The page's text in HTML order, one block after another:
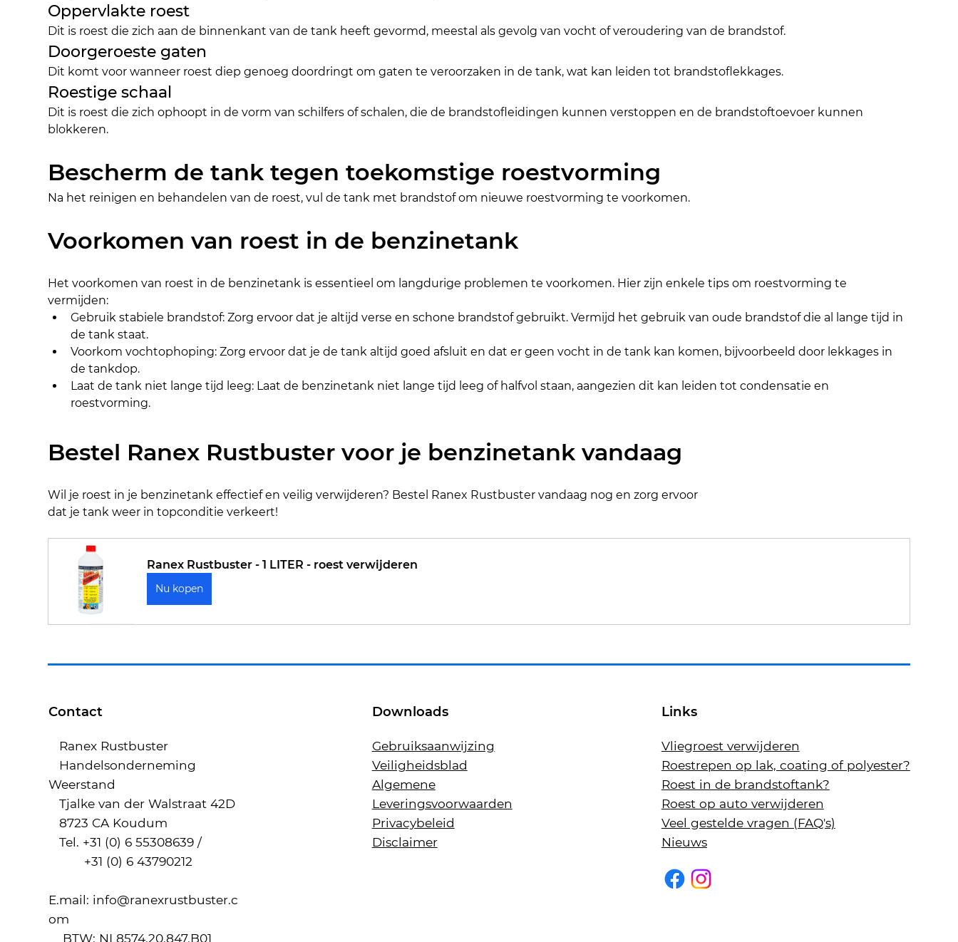
Oppervlakte roest
Dit is roest die zich aan de binnenkant van de tank heeft gevormd, meestal als gevolg van vocht of veroudering van de brandstof.
Doorgeroeste gaten
Dit komt voor wanneer roest diep genoeg doordringt om gaten te veroorzaken in de tank, wat kan leiden tot brandstoflekkages.
Roestige schaal
Dit is roest die zich ophoopt in de vorm van schilfers of schalen, die de brandstofleidingen kunnen verstoppen en de brandstoftoevoer kunnen
blokkeren.
Bescherm de tank tegen toekomstige roestvorming
Na het reinigen en behandelen van de roest, vul de tank met brandstof om nieuwe roestvorming te voorkomen.
Voorkomen van roest in de benzinetank
Het voorkomen van roest in de benzinetank is essentieel om langdurige problemen te voorkomen. Hier zijn enkele tips om roestvorming te
vermijden:
Gebruik stabiele brandstof: Zorg ervoor dat je altijd verse en schone brandstof gebruikt. Vermijd het gebruik van oude brandstof die al lange tijd in
de tank staat.
Voorkom vochtophoping: Zorg ervoor dat je de tank altijd goed afsluit en dat er geen vocht in de tank kan komen, bijvoorbeeld door lekkages in
de tankdop.
Laat de tank niet lange tijd leeg: Laat de benzinetank niet lange tijd leeg of halfvol staan, aangezien dit kan leiden tot condensatie en
roestvorming.
Bestel Ranex Rustbuster voor je benzinetank vandaag
Wil je roest in je benzinetank effectief en veilig verwijderen? Bestel Ranex Rustbuster vandaag nog en zorg ervoor
dat je tank weer in topconditie verkeert!
Ranex Rustbuster - 1 LITER - roest verwijderen
Nu kopen
Contact
Ranex Rustbuster
Handelsonderneming
Weerstand
Tjalke van der Walstraat 42D
8723 CA Koudum
Tel. +31 (0) 6 55308639 /
+31 (0) 6 43790212
E.mail: info@ranexrustbuster.c
om
BTW: NL8574.20.847.B01
Downloads
Gebruiksaanwijzing
Veiligheidsblad
Algemene
Leveringsvoorwaarden
Privacybeleid
Disclaimer
Links
Vliegroest verwijderen
Roestrepen op lak, coating of polyester?
Roest in de brandstoftank?
Roest op auto verwijderen
Veel gestelde vragen (FAQ's)
Nieuws